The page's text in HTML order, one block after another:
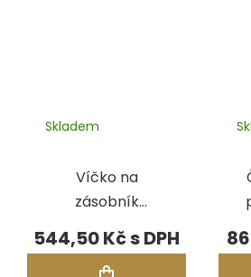
Víčko na
zásobník
podpůrného
materiálu pro
Skladem
544,50 Kč